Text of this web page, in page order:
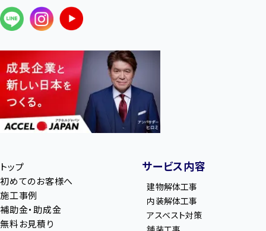
トップ
初めてのお客様へ
施工事例
補助金・助成金
無料お見積り
サービス内容
建物解体工事
内装解体工事
アスベスト対策